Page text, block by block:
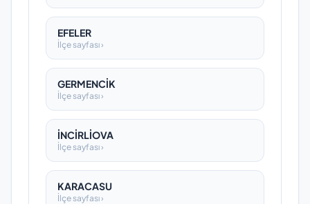
EFELER
İlçe sayfası ›
GERMENCİK
İlçe sayfası ›
İNCİRLİOVA
İlçe sayfası ›
KARACASU
İlçe sayfası ›